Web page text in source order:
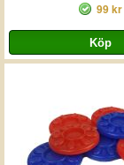
99 kr